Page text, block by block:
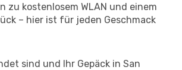
zu kostenlosem WLAN und einem
– hier ist für jeden Geschmack
sind und Ihr Gepäck in San